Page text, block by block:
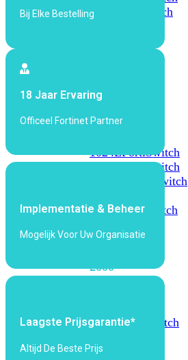
648F
FortiSwitch
1000
1024EFortiSwitch
FortiSwitch
FortiSwitch
FPOEFortiSwitch
2000
2048FFortiSwitch
B2F
Bij Elke Bestelling
18 Jaar Ervaring
Officeel Fortinet Partner
Implementatie & Beheer
Mogelijk Voor Uw Organisatie
Laagste Prijsgarantie*
Altijd De Beste Prijs